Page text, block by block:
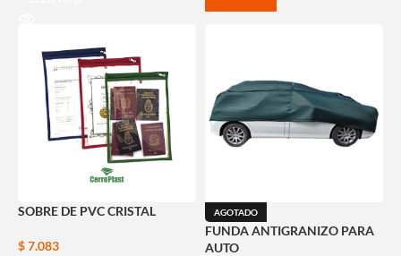
SOBRE DE PVC CRISTAL
$7.083
AGOTADO
FUNDA ANTIGRANIZO PARA
AUTO